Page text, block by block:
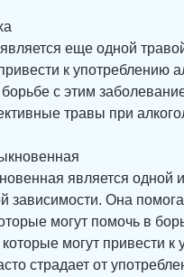
еще одной
к употреблению
с этим
травы при
является одной
зависимости. Она
могут помочь в
могут привести к
страдает от